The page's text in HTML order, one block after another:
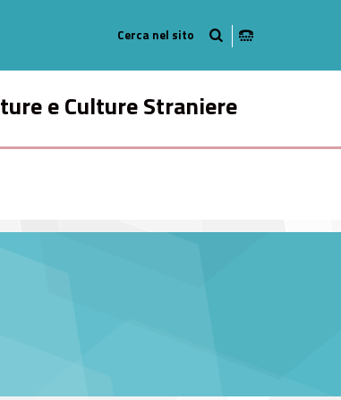
e Culture Straniere
menu-primary-35714-58